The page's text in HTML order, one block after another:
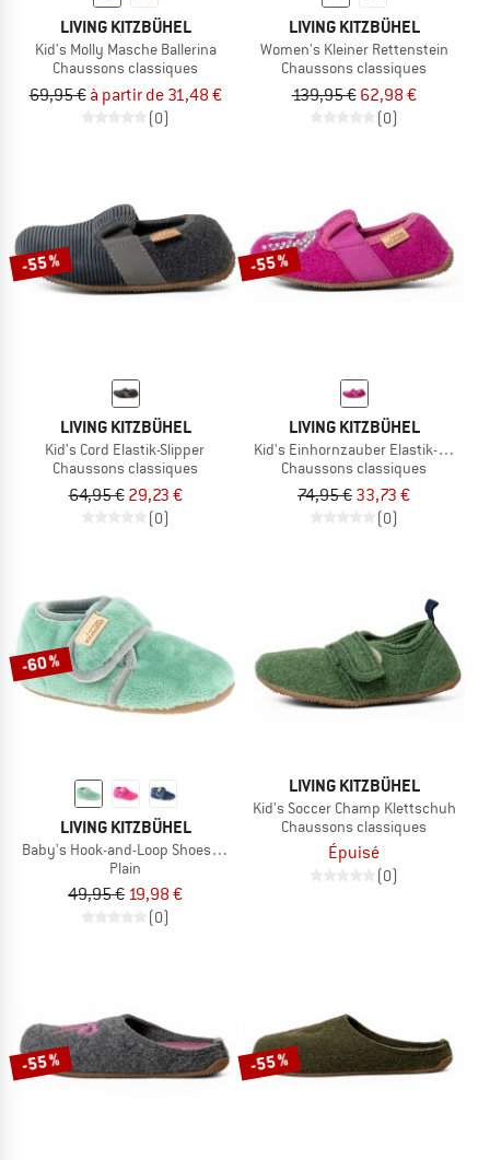
LIVING KITZBÜHEL
Kid's Molly Masche Ballerina
Chaussons classiques
69,95 € à partir de 31,48 €
(0)
LIVING KITZBÜHEL
Women's Kleiner Rettenstein
Chaussons classiques
139,95 € 62,98 €
(0)
-55 %
LIVING KITZBÜHEL
Kid's Cord Elastik-Slipper
Chaussons classiques
64,95 € 29,23 €
(0)
-55 %
LIVING KITZBÜHEL
Kid's Einhornzauber Elastik-Slipper
Chaussons classiques
74,95 € 33,73 €
(0)
-60 %
LIVING KITZBÜHEL
Baby's Hook-and-Loop Shoes Velvet - Plain
Plain
49,95 € 19,98 €
(0)
LIVING KITZBÜHEL
Kid's Soccer Champ Klettschuh
Chaussons classiques
Épuisé
(0)
-55 % -55 %